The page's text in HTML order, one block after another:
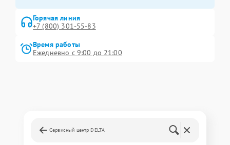
Горячая линия
+7 (800) 301-55-83
Время работы
Ежедневно с 9:00 до 21:00
Сервисный центр DELTA